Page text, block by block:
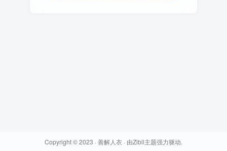
Copyright © 2023 · 善解人衣 · 由Zibll主题强力驱动.